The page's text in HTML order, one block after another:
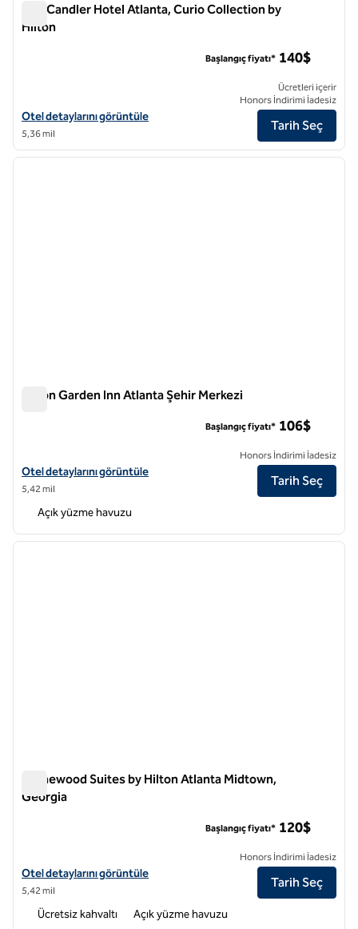
The Candler Hotel Atlanta, Curio Collection by
Hilton
The Candler Hotel Atlanta, Curio Collection by Hilton için otel
Otel detaylarını görüntüle
5,36 mil
Başlangıç fiyatı* 140$
Ücretleri içerir
Honors İndirimi İadesiz
Tarih Seç
1/12
1 / 12
Hilton Garden Inn Atlanta Şehir Merkezi
Hilton Garden Inn Atlanta Midtown için otel ayrıntılarını görüntüleyin
Otel detaylarını görüntüle
5,42 mil
Başlangıç fiyatı* 106$
Honors İndirimi İadesiz
Tarih Seç
Açık yüzme havuzu
1 / 12
Homewood Suites by Hilton Atlanta Midtown,
Georgia
Homewood Suites by Hilton Atlanta Midtown, Georgia için otel
Otel detaylarını görüntüle
5,42 mil
Başlangıç fiyatı* 120$
Honors İndirimi İadesiz
Tarih Seç
Ücretsiz kahvaltı Açık yüzme havuzu